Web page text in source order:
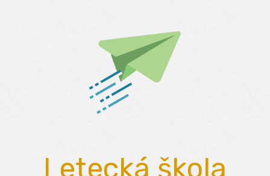
Letecká škola